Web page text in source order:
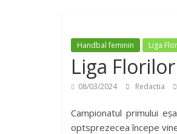
Handbal feminin Liga
Liga
08/03/2024 Redactia
Campionatul primului
optsprezecea începe